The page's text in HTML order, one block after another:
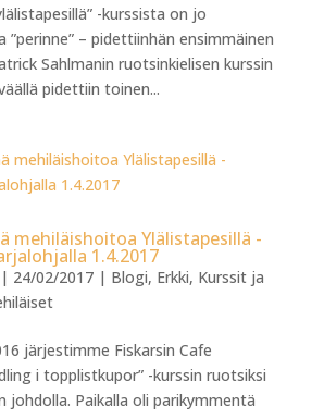
-kurssista on jo
”perinne” – pidettiinhän ensimmäinen
Sahlmanin ruotsinkielisen kurssin
pidettiin toinen...
mehiläishoitoa Ylälistapesillä -
1.4.2017
| 24/02/2017| Blogi, Erkki, Kurssit ja
järjestimme Fiskarsin Cafe
i topplistkupor” -kurssin ruotsiksi
johdolla. Paikalla oli parikymmentä